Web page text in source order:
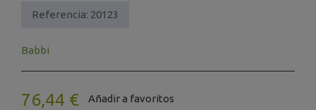
Referencia: 20123
Babbi
76,44 € Añadir a favoritos